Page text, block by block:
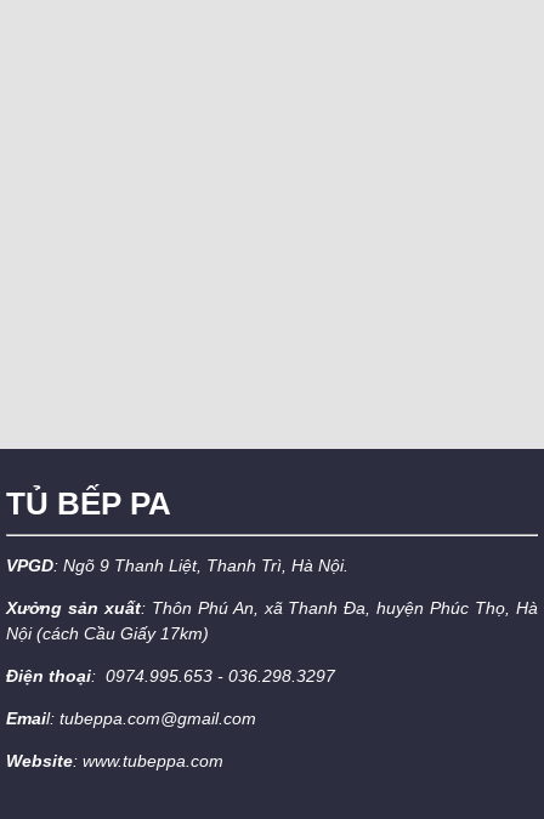
TỦ BẾP PA
VPGD: Ngõ 9 Thanh Liệt, Thanh Trì, Hà Nội.
Xưởng sản xuất: Thôn Phú An, xã Thanh Đa, huyện Phúc Thọ, Hà
Nội (cách Cầu Giấy 17km)
Điện thoại: 0974.995.653 - 036.298.3297
Email: tubeppa.com@gmail.com
Website: www.tubeppa.com